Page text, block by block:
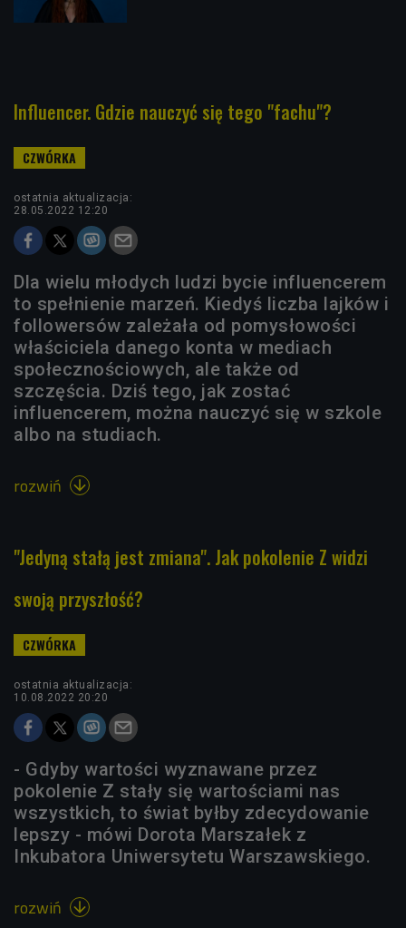
Influencer. Gdzie nauczyć się tego "fachu"?
ostatnia aktualizacja:
28.05.2022 12:20
Dla wielu młodych ludzi bycie influencerem
to spełnienie marzeń. Kiedyś liczba lajków i
followersów zależała od pomysłowości
właściciela danego konta w mediach
społecznościowych, ale także od
szczęścia. Dziś tego, jak zostać
influencerem, można nauczyć się w szkole
albo na studiach.
rozwiń 
"Jedyną stałą jest zmiana". Jak pokolenie Z widzi
swoją przyszłość?
ostatnia aktualizacja:
10.08.2022 20:20
- Gdyby wartości wyznawane przez
pokolenie Z stały się wartościami nas
wszystkich, to świat byłby zdecydowanie
lepszy - mówi Dorota Marszałek z
Inkubatora Uniwersytetu Warszawskiego.
rozwiń 